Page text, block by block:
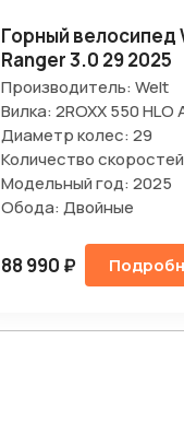
Горный велосипед
Ranger 3.0 29 2025
Производитель: Welt
Вилка: 2ROXX 550 HLO
Диаметр колес: 29
Количество
Модельный год: 2025
Обода: Двойные
88 990 ₽